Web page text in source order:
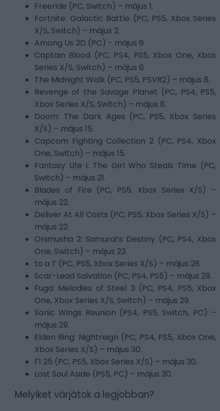
Freeride (PC, Switch) – május 1.
Fortnite: Galactic Battle (PC, PS5, Xbox Series
X/S, Switch) – május 2.
Among Us 3D (PC) - május 6.
Captain Blood (PC, PS4, PS5, Xbox One, Xbox
Series X/S, Switch) – május 6.
The Midnight Walk (PC, PS5, PSVR2) – május 8.
Revenge of the Savage Planet (PC, PS4, PS5,
Xbox Series X/S, Switch) – május 8.
Doom: The Dark Ages (PC, PS5, Xbox Series
X/S) – május 15.
Capcom Fighting Collection 2 (PC, PS4, Xbox
One, Switch) – május 15.
Fantasy Life i: The Girl Who Steals Time (PC,
Switch) – május 21.
Blades of Fire (PC, PS5, Xbox Series X/S) –
május 22.
Deliver At All Costs (PC, PS5, Xbox Series X/S) –
május 22.
Onimusha 2: Samurai’s Destiny (PC, PS4, Xbox
One, Switch) – május 23.
to a T (PC, PS5, Xbox Series X/S) – május 28.
Scar-Lead Salvation (PC, PS4, PS5) – május 29.
Fuga: Melodies of Steel 3 (PC, PS4, PS5, Xbox
One, Xbox Series X/S, Switch) – május 29.
Sonic Wings Reunion (PS4, PS5, Switch, PC) –
május 29.
Elden Ring: Nightreign (PC, PS4, PS5, Xbox One,
Xbox Series X/S) – május 30.
F1 25 (PC, PS5, Xbox Series X/S) – május 30.
Lost Soul Aside (PS5, PC) – május 30.
Melyiket várjátok a legjobban?